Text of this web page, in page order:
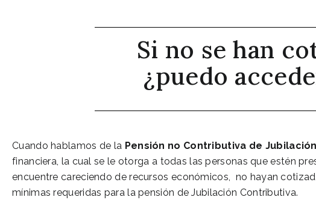
Si no se han
¿puedo
Cuando hablamos de la Pensión no Contributiva de Jubilación
financiera, la cual se le otorga a todas las personas que estén
encuentre careciendo de recursos económicos, no hayan
mínimas requeridas para la pensión de Jubilación Contributiva.